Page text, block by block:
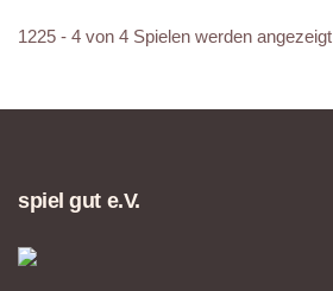
1225 - 4 von 4 Spielen werden angezeigt
spiel gut e.V.